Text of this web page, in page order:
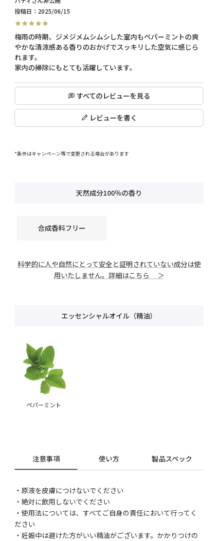
投稿日
2025/06/15
梅雨の時期、ジメジメムシムシした室内もペパーミントの爽
やかな清涼感ある香りのおかげでスッキリした空気に感じら
れます。
すべてのレビューを見る
レビューを書く
*条件はキャンペーン等で変更される場合があります
天然成分100％の香り
合成香料フリー
科学的に人や自然にとって安全と証明されていない成分は使
用いたしません。詳細はこちら ＞
エッセンシャルオイル（精油）
ペパーミント
注意事項 使い方 製品スペック
・原液を皮膚につけないでください
・絶対に飲用しないでください
・使用法については、すべてご自身の責任において行ってく
ださい
・妊娠中は避けた方がいい精油がございます。かかりつけの